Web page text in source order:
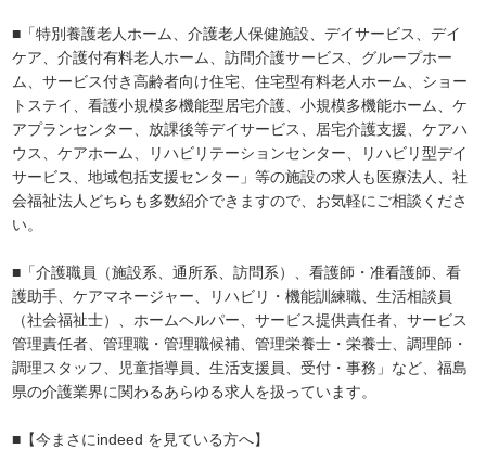
■「特別養護老人ホーム、介護老人保健施設、デイサービス、デイ
ケア、介護付有料老人ホーム、訪問介護サービス、グループホー
ム、サービス付き高齢者向け住宅、住宅型有料老人ホーム、ショー
トステイ、看護小規模多機能型居宅介護、小規模多機能ホーム、ケ
アプランセンター、放課後等デイサービス、居宅介護支援、ケアハ
ウス、ケアホーム、リハビリテーションセンター、リハビリ型デイ
サービス、地域包括支援センター」等の施設の求人も医療法人、社
会福祉法人どちらも多数紹介できますので、お気軽にご相談くださ
い。
■「介護職員（施設系、通所系、訪問系）、看護師・准看護師、看
護助手、ケアマネージャー、リハビリ・機能訓練職、生活相談員
（社会福祉士）、ホームヘルパー、サービス提供責任者、サービス
管理責任者、管理職・管理職候補、管理栄養士・栄養士、調理師・
調理スタッフ、児童指導員、生活支援員、受付・事務」など、福島
県の介護業界に関わるあらゆる求人を扱っています。
■【今まさにindeed を見ている方へ】